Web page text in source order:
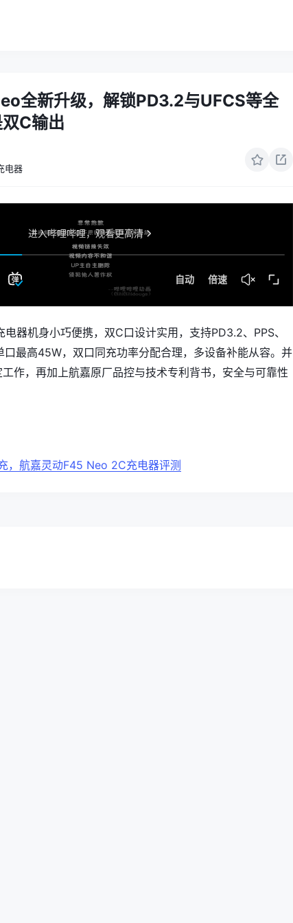
全新升级，解锁PD3.2与UFCS等全
C输出
电器
器机身小巧便携，双C口设计实用，支持PD3.2、PPS、
口最高45W，双口同充功率分配合理，多设备补能从容。并
作，再加上航嘉原厂品控与技术专利背书，安全与可靠性
，航嘉灵动F45 Neo 2C充电器评测